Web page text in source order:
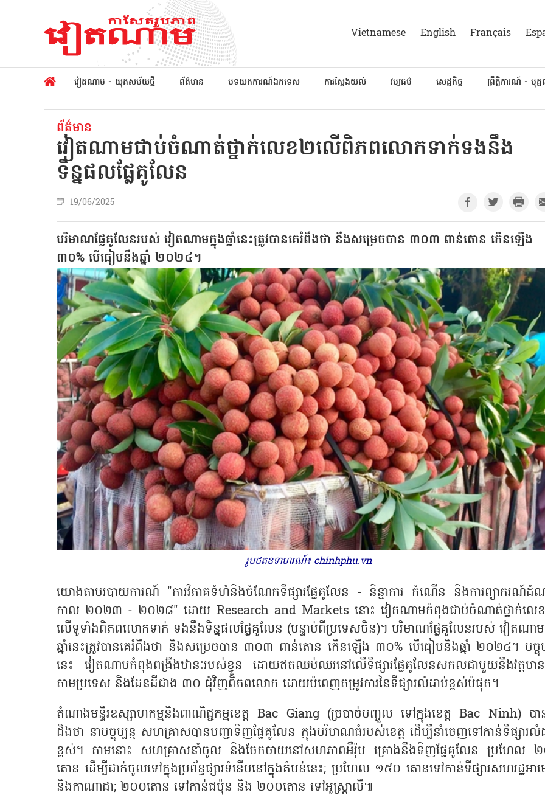
Vietnamese English Français
វៀតណាម - យុគសម័យថ្មី ព័ត៌មាន បទយកការណ៍ឯកទេស ការស្វែងយល់ វប្បធម៌ សេដ្ឋកិច្ច ព្រឹត្តិការណ៍ - បុគ្
ព័ត៌មាន
វៀតណាមជាប់ចំណាត់ថ្នាក់លេខ២លើពិភពលោកទាក់ទងនឹង
ទិន្នផលផ្លែគូលែន
19/06/2025
បរិមាណផ្លែគូលែនរបស់ វៀតណាមក្នុងឆ្នាំនេះត្រូវបានគេរំពឹងថា នឹងសម្រេចបាន ៣០៣ ពាន់តោន កើនឡើង
៣០% បើធៀបនឹងឆ្នាំ ២០២៤។
រូបថតឧទាហរណ៍៖ chinhphu.vn
យោងតាមរបាយការណ៍ "ការវិភាគទំហំនិងចំណែកទីផ្សារផ្លែគូលែន - និន្នាការ កំណើន និងការព្យាករណ៍ដំ
កាល ២០២៣ - ២០២៨" ដោយ Research and Markets នោះ វៀតណាមកំពុងជាប់ចំណាត់ថ្នាក់ល
លើទូទាំងពិភពលោកទាក់ ទងនឹងទិន្នផលផ្លែគូលែន (បន្ទាប់ពីប្រទេសចិន)។ បរិមាណផ្លែគូលែនរបស់ វៀតណាម
ឆ្នាំនេះត្រូវបានគេរំពឹងថា នឹងសម្រេចបាន ៣០៣ ពាន់តោន កើនឡើង ៣០% បើធៀបនឹងឆ្នាំ ២០២៤។ បច្ចុប្
នេះ វៀតណាមកំពុងពង្រឹងឋានៈរបស់ខ្លួន ដោយឥតឈប់ឈរនៅលើទីផ្សារផ្លែគូលែនសកលជាមួយនឹងវត្តមា
តាមប្រទេស និងដែនដីជាង ៣០ ជុំវិញពិភពលោក ដោយបំពេញតម្រូវការនៃទីផ្សារលំដាប់ខ្ពស់បំផុត។
តំណាងមន្ទីរឧស្សាហកម្មនិងពាណិជ្ជកម្មខេត្តBac Giang (ច្របាច់បញ្ចូល ទៅក្នុងខេត្ត Bac Ninh) បា
ដឹងថា នាបច្ចុប្បន្ន សហគ្រាសបានបញ្ជាទិញផ្លែគូលែន ក្នុងបរិមាណធំរបស់ខេត្ត ដើម្បីនាំចេញទៅកាន់ទីផ្សារលំ
ខ្ពស់។ តាមនោះ សហគ្រាសនាំចូល និងចែកចាយនៅសហភាពអឺរ៉ុប គ្រោងនឹងទិញផ្លែគូលែន ប្រហែល
តោន ដើម្បីដាក់ចូលទៅក្នុងប្រព័ន្ធផ្សារទំនើបនៅក្នុងតំបន់នេះ; ប្រហែល ១៥០ តោនទៅកាន់ទីផ្សារសហរដ្ឋអាម
និងកាណាដា; ២០០តោន ទៅកាន់ជប៉ុន និង ២០០តោន ទៅអូស្ត្រាលី៕